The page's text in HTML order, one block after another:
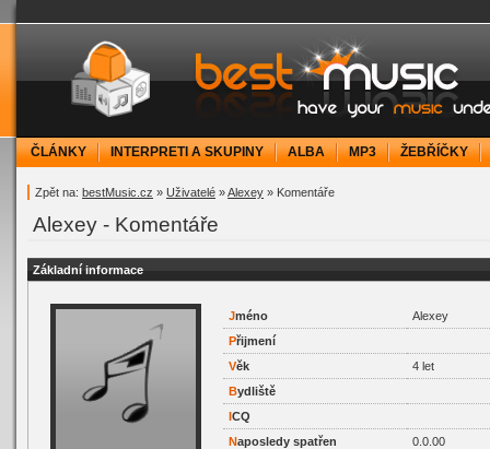
bestMusic.cz - Have your music under
ČLÁNKY INTERPRETI A SKUPINY ALBA MP3 ŽEBŘÍČKY
Zpět na: bestMusic.cz » Uživatelé »Alexey » Komentáře
Alexey - Komentáře
Základní informace
Jméno
Alexey
Přijmení
Věk
4 let
Bydliště
ICQ
Naposledy spatřen 0.0.00